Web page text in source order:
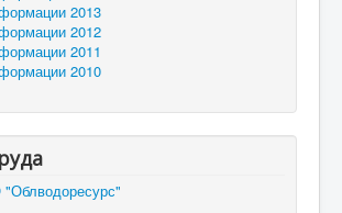
2013
2012
2011
2010